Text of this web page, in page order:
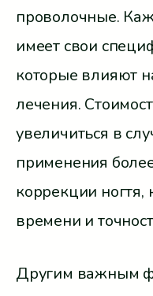
проволочные.
имеет свои
которые влияют
лечения.
увеличиться в
применения
коррекции
времени и
Другим важным